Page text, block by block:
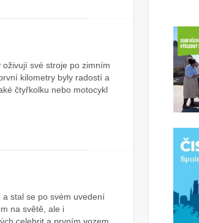
své stroje po zimním
kilometry byly radostí a
čtyřkolku nebo motocykl
stal se po svém uvedení
na světě, ale i
celebrit a prvním vozem,